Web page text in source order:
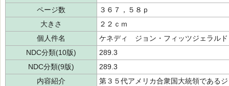
ページ数
３６７，５８ｐ
大きさ
２２ｃｍ
個人件名
ケネディ ジョン・フィッツジェラルド
NDC分類(10版)
289.3
NDC分類(9版)
289.3
内容紹介
第３５代アメリカ合衆国大統領である